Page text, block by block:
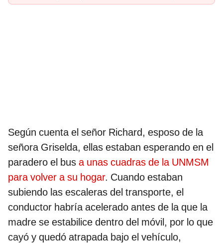
Según cuenta el señor Richard, esposo de la
señora Griselda, ellas estaban esperando en el
paradero el bus a unas cuadras de la UNMSM
para volver a su hogar. Cuando estaban
subiendo las escaleras del transporte, el
conductor habría acelerado antes de la que la
madre se estabilice dentro del móvil, por lo que
cayó y quedó atrapada bajo el vehículo,